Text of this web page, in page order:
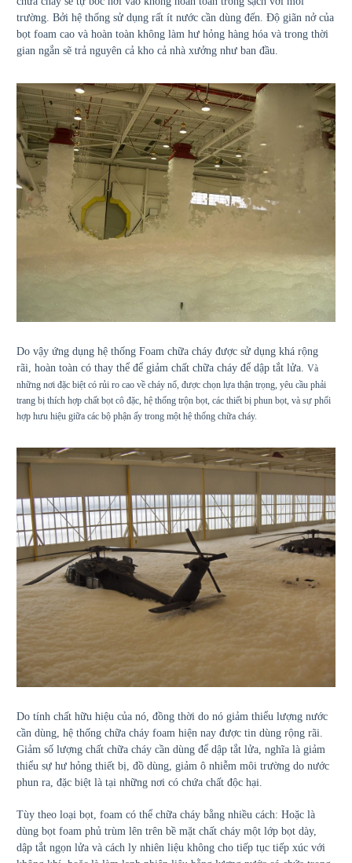
trường. Bởi hệ thống sử dụng rất ít nước cần dùng đến. Độ giãn nở của
bọt foam cao và hoàn toàn không làm hư hỏng hàng hóa và trong thời
gian ngắn sẽ trả nguyên cả kho cả nhà xưởng như ban đầu.
Do vậy ứng dụng hệ thống Foam chữa cháy được sử dụng khá rộng
rãi, hoàn toàn có thay thể để giảm chất chữa cháy để dập tắt lửa.Và
những nơi đặc biệt có rủi ro cao về cháy nổ, được chọn lựa thận trọng, yêu cầu phải
trang bị thích hợp chất bọt cô đặc, hệ thống trộn bọt, các thiết bị phun bọt, và sự phối
hợp hưu hiệu giữa các bộ phận ấy trong một hệ thống chữa cháy.
Do tính chất hữu hiệu của nó, đồng thời do nó giảm thiểu lượng nước
cần dùng, hệ thống chữa cháy foam hiện nay được tin dùng rộng rãi.
Giảm số lượng chất chữa cháy cần dùng để dập tắt lửa, nghĩa là giảm
thiểu sự hư hỏng thiết bị, đồ dùng, giảm ô nhiễm môi trường do nước
phun ra, đặc biệt là tại những nơi có chứa chất độc hại.
Tùy theo loại bọt, foam có thể chữa cháy bằng nhiều cách: Hoặc là
dùng bọt foam phủ trùm lên trên bề mặt chất cháy một lớp bọt dày,
dập tắt ngọn lửa và cách ly nhiên liệu không cho tiếp tục tiếp xúc với